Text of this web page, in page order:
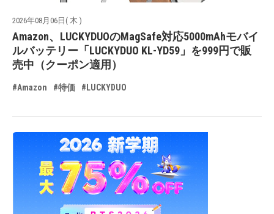
2026年08月06日( 木 )
Amazon、LUCKYDUOのMagSafe対応5000mAhモバイ
ルバッテリー「LUCKYDUO KL-YD59」を999円で販
売中（クーポン適用）
#Amazon #特価 #LUCKYDUO